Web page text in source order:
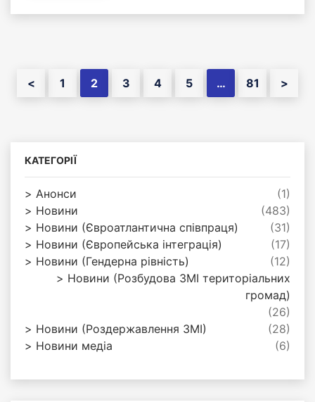
< 1 2 3 4 5 … 81 >
КАТЕГОРІЇ
Анонси
(1)
Новини
(483)
Новини (Євроатлантична співпраця)
(31)
Новини (Європейська інтеграція)
(17)
Новини (Гендерна рівність)
(12)
Новини (Розбудова ЗМІ територіальних
громад)
(26)
Новини (Роздержавлення ЗМІ)
(28)
Новини медіа
(6)